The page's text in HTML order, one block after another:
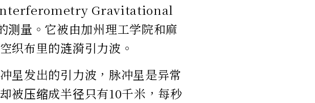
Interferometry Gravitational
量。它被由加州理工学院和麻
织布里的涟漪引力波。
星发出的引力波，脉冲星是异常
被压缩成半径只有10千米，每秒